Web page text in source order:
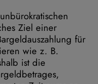
Ziel einer
für
wie z. B.
ist die